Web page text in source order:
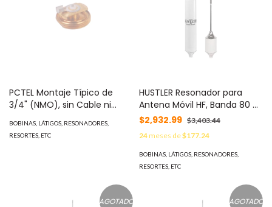
PCTEL Montaje Típico de
3/4" (NMO), sin Cable ni
Conector MOD: BM34R
BOBINAS, LÁTIGOS, RESONADORES,
RESORTES, ETC
HUSTLER Resonador para
Antena Móvil HF, Banda 80 m
MOD: RM-80S
$2,932.99 $3,403.44
24meses de$177.24
BOBINAS, LÁTIGOS, RESONADORES,
RESORTES, ETC
AGOTADO AGOTADO